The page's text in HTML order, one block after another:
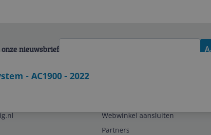
- AC1900 - 2022
nieuwsbrief
Webwinkel aansluiten
Partners